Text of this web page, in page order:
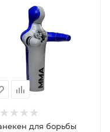
для борьбы